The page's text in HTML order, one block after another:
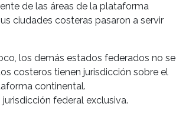
de las áreas de la plataforma
ciudades costeras pasaron a servir
los demás estados federados no se
costeros tienen jurisdicción sobre el
continental.
federal exclusiva.